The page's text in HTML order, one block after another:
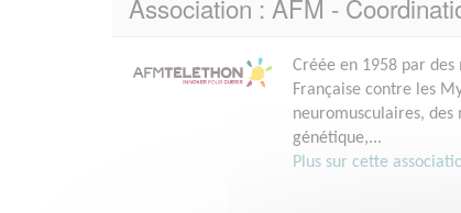
Association : AFM -
Créée en 1958 par
Française contre les
neuromusculaires,
génétique,...
Plus sur cette